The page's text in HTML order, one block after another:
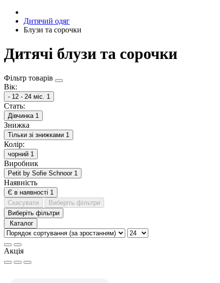
Дитячий одяг
Блузи та сорочки
Дитячі блузи та сорочки
Фільтр товарів
Вік:
- 12 - 24 міс. 1
Стать:
Дівчинка 1
Знижка
Тільки зі знижками 1
Колір:
чорний 1
Виробник
Petit by Sofie Schnoor 1
Наявність
Є в наявності 1
Скасувати
Виберіть фільтри
Виберіть фільтри
Каталог
Акція